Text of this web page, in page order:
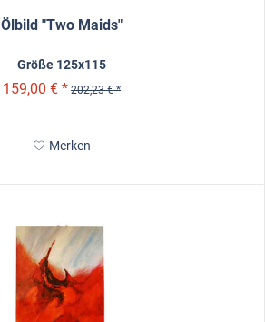
Ölbild "Two Maids"
Größe 125x115
159,00 € * 202,23 € *
Merken